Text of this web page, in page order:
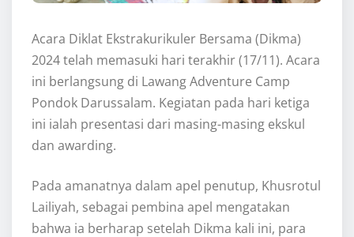
Acara Diklat Ekstrakurikuler Bersama (Dikma)
2024 telah memasuki hari terakhir (17/11). Acara
ini berlangsung di Lawang Adventure Camp
Pondok Darussalam. Kegiatan pada hari ketiga
ini ialah presentasi dari masing-masing ekskul
dan awarding.
Pada amanatnya dalam apel penutup, Khusrotul
Lailiyah, sebagai pembina apel mengatakan
bahwa ia berharap setelah Dikma kali ini, para